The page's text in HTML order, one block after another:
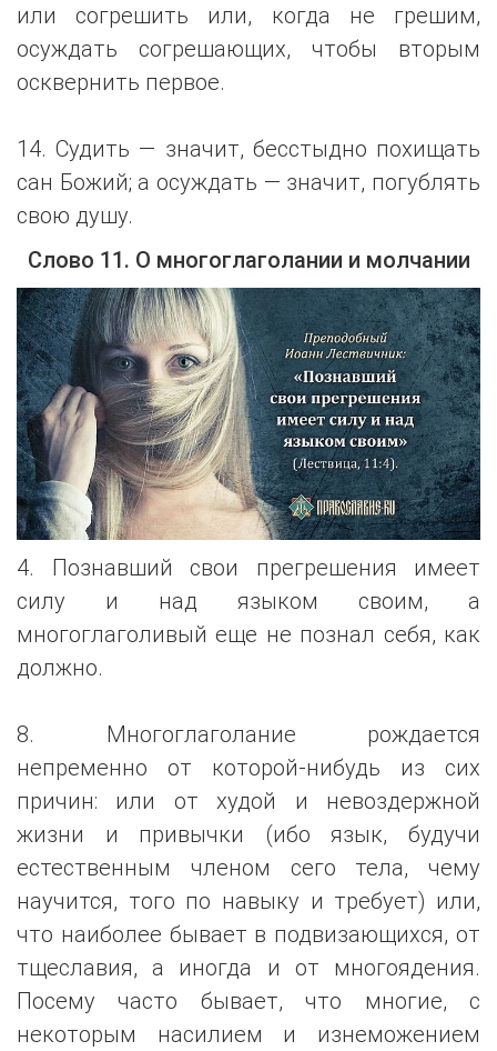
или согрешить или, когда не грешим,
осуждать согрешающих, чтобы вторым
осквернить первое.
14. Судить — значит, бесстыдно похищать
сан Божий; а осуждать — значит, погублять
свою душу.
Слово 11. О многоглаголании и молчании
4. Познавший свои прегрешения имеет
силу и над языком своим, а
многоглаголивый еще не познал себя, как
должно.
8. Многоглаголание рождается
непременно от которой-нибудь из сих
причин: или от худой и невоздержной
жизни и привычки (ибо язык, будучи
естественным членом сего тела, чему
научится, того по навыку и требует) или,
что наиболее бывает в подвизающихся, от
тщеславия, а иногда и от многоядения.
Посему часто бывает, что многие, с
некоторым насилием и изнеможением